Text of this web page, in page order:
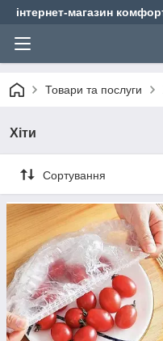
інтернет-магазин
Товари та послуги
Хіти
Сортування